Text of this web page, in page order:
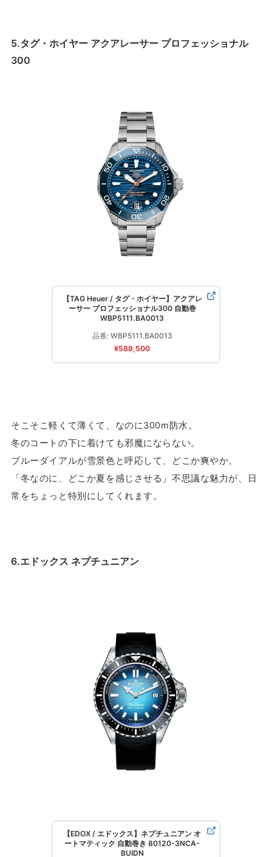
5.タグ・ホイヤー アクアレーサー プロフェッショナル
300
【TAG Heuer / タグ・ホイヤー】アクアレ
ーサー プロフェッショナル300 自動巻
WBP5111.BA0013
品番: WBP5111.BA0013
¥588,500
そこそこ軽くて薄くて、なのに300m防水。
冬のコートの下に着けても邪魔にならない。
ブルーダイアルが雪景色と呼応して、どこか爽やか。
「冬なのに、どこか夏を感じさせる」不思議な魅力が、日
常をちょっと特別にしてくれます。
6.エドックス ネプチュニアン
【EDOX / エドックス】ネプチュニアン オ
ートマティック 自動巻き 80120-3NCA-
BUIDN